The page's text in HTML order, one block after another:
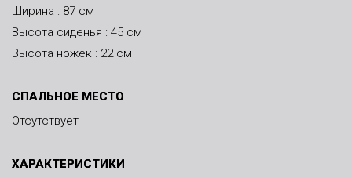
Ширина : 87 см
Высота сиденья : 45 см
Высота ножек : 22 см
СПАЛЬНОЕ МЕСТО
Отсутствует
ХАРАКТЕРИСТИКИ